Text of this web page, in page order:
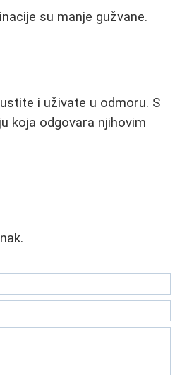
su manje gužvane.
i uživate u odmoru. S
koja odgovara njihovim